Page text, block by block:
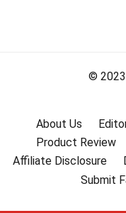
© 2023
About Us
Product Review
Affiliate Disclosure
Submit